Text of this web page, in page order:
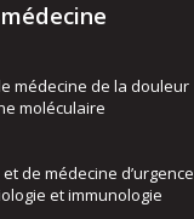
médecine de la douleur
moléculaire
de médecine d’urgence
et immunologie